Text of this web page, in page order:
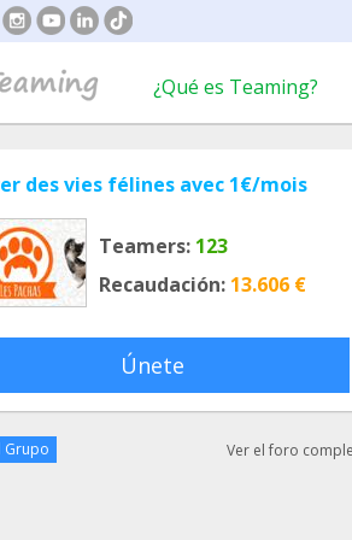
¿Qué es Teaming?
des vies félines avec 1€/mois
Teamers: 123
Recaudación: 13.606 €
Únete
Grupo Ver el foro